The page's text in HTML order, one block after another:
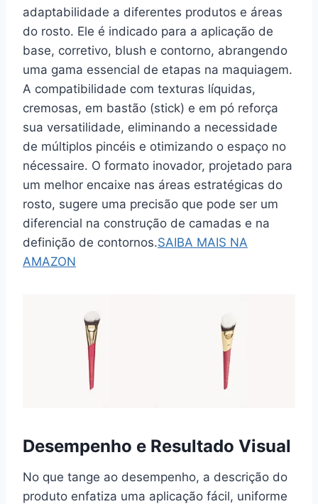
adaptabilidade a diferentes produtos e áreas
do rosto. Ele é indicado para a aplicação de
base, corretivo, blush e contorno, abrangendo
uma gama essencial de etapas na maquiagem.
A compatibilidade com texturas líquidas,
cremosas, em bastão (stick) e em pó reforça
sua versatilidade, eliminando a necessidade
de múltiplos pincéis e otimizando o espaço no
nécessaire. O formato inovador, projetado para
um melhor encaixe nas áreas estratégicas do
rosto, sugere uma precisão que pode ser um
diferencial na construção de camadas e na
definição de contornos.SAIBA MAIS NA
AMAZON
Desempenho e Resultado Visual
No que tange ao desempenho, a descrição do
produto enfatiza uma aplicação fácil, uniforme